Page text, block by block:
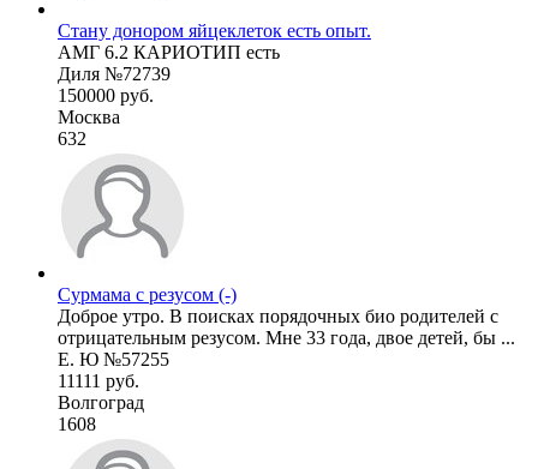
Стану донором яйцеклеток есть опыт.
АМГ 6.2 КАРИОТИП есть
Диля №72739
150000 руб.
Москва
632
Сурмама с резусом (-)
Доброе утро. В поисках порядочных био родителей с
отрицательным резусом. Мне 33 года, двое детей, бы ...
Е. Ю №57255
11111 руб.
Волгоград
1608